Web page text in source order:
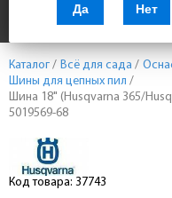
Да Нет
Каталог товаров
Каталог / Всё для сада /
Шины для цепных пил /
Шина 18" (Husqvarna 365/
5019569-68
Код товара: 37743